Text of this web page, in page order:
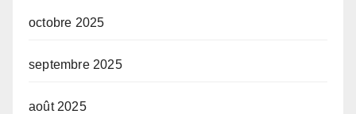
octobre 2025
septembre 2025
août 2025